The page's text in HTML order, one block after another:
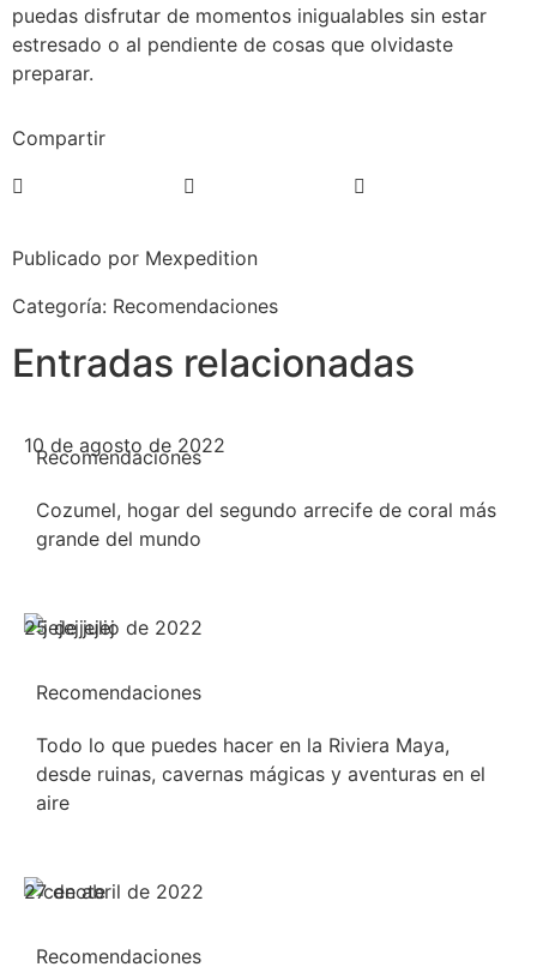
Compartir
puedas disfrutar de momentos inigualables sin estar
estresado o al pendiente de cosas que olvidaste
preparar.
Publicado por Mexpedition
Categoría: Recomendaciones
Entradas relacionadas
10 de agosto de 2022
Recomendaciones
Cozumel, hogar del segundo arrecife de coral más
grande del mundo
25 de julio de 2022
Recomendaciones
Todo lo que puedes hacer en la Riviera Maya,
desde ruinas, cavernas mágicas y aventuras en el
aire
27 de abril de 2022
Recomendaciones